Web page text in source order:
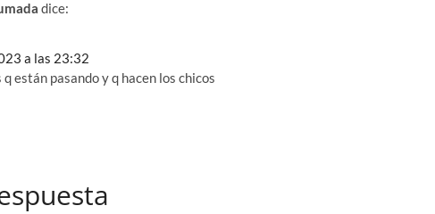
dice:
a las 23:32
están pasando y q hacen los chicos